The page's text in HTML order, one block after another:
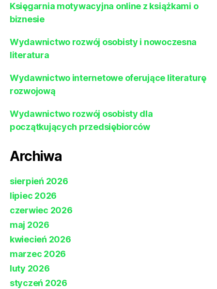
Księgarnia motywacyjna online z książkami o
biznesie
Wydawnictwo rozwój osobisty i nowoczesna
literatura
Wydawnictwo internetowe oferujące literaturę
rozwojową
Wydawnictwo rozwój osobisty dla
początkujących przedsiębiorców
Archiwa
sierpień 2026
lipiec 2026
czerwiec 2026
maj 2026
kwiecień 2026
marzec 2026
luty 2026
styczeń 2026